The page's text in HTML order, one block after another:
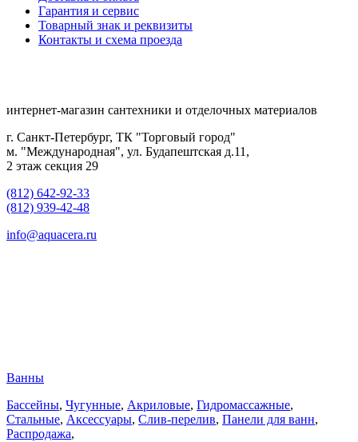
Гарантия и сервис
Товарный знак и реквизиты
Контакты и схема проезда
интернет-магазин сантехники и отделочных материалов
г. Санкт-Петербург, ТК "Торговый город"
м. "Международная", ул. Будапештская д.11,
2 этаж секция 29
(812) 642-92-33
(812) 939-42-48
info@aquacera.ru
Ванны
Бассейны, Чугунные, Акриловые, Гидромассажные,
Стальные, Аксессуары, Слив-перелив, Панели для ванн,
Распродажа,